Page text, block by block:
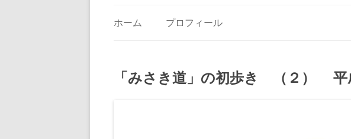
ホーム プロフィール
「みさき道」の初歩き （２） 平